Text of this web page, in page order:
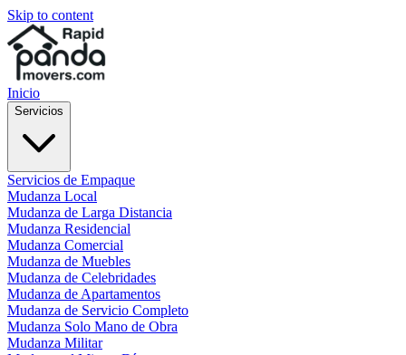
Skip to content
Inicio
Servicios
Servicios de Empaque
Mudanza Local
Mudanza de Larga Distancia
Mudanza Residencial
Mudanza Comercial
Mudanza de Muebles
Mudanza de Celebridades
Mudanza de Apartamentos
Mudanza de Servicio Completo
Mudanza Solo Mano de Obra
Mudanza Militar